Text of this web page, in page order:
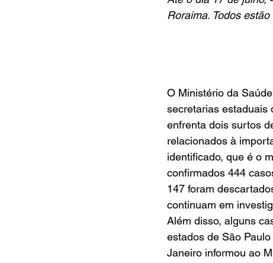
Roraima. Todos
O Ministério da
secretarias estaduais
enfrenta dois surtos
relacionados à
identificado, que é o
confirmados 444
147 foram
continuam em
Além disso, alguns
estados de São
Janeiro informou ao